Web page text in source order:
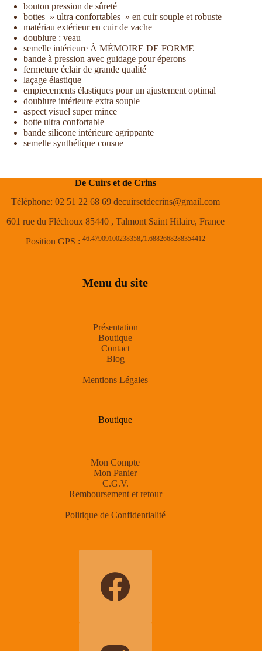
bouton pression de sûreté
bottes » ultra confortables » en cuir souple et robuste
matériau extérieur en cuir de vache
doublure : veau
semelle intérieure À MÉMOIRE DE FORME
bande à pression avec guidage pour éperons
fermeture éclair de grande qualité
laçage élastique
empiecements élastiques pour un ajustement optimal
doublure intérieure extra souple
aspect visuel super mince
botte ultra confortable
bande silicone intérieure agrippante
semelle synthétique cousue
De Cuirs et de Crins
Téléphone: 02 51 22 68 69 decuirsetdecrins@gmail.com
601 rue du Fléchoux 85440 , Talmont Saint Hilaire, France
Position GPS : 46.47909100238358,/1.6882668288354412
Menu du site
Présentation
Boutique
Contact
Blog
Mentions Légales
Boutique
Mon Compte
Mon Panier
C.G.V.
Remboursement et retour
Politique de Confidentialité